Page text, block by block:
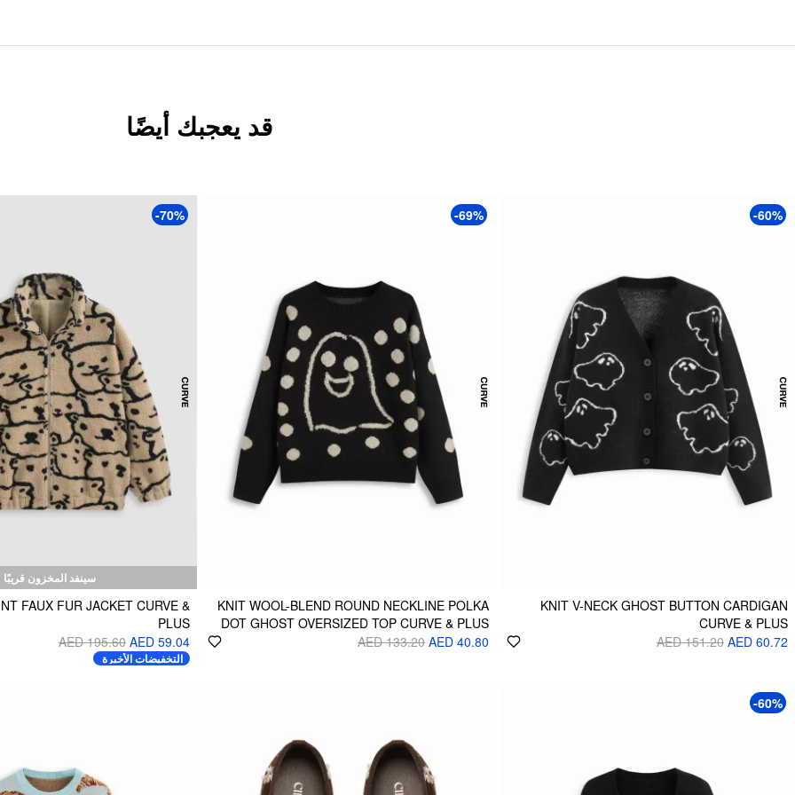
قد يعجبك أيضًا
-60%
KNIT V-NECK GHOST BUTTON CARDIGAN
CURVE & PLUS
AED 60.72
AED 151.20
-69%
KNIT WOOL-BLEND ROUND NECKLINE POLKA
DOT GHOST OVERSIZED TOP CURVE & PLUS
AED 40.80
AED 133.20
-70%
سينفد المخزون قريبًا
FAUX FUR JACKET CURVE &
PLUS
AED 59.04
AED 195.60
التخفيضات الأخيرة
-60%